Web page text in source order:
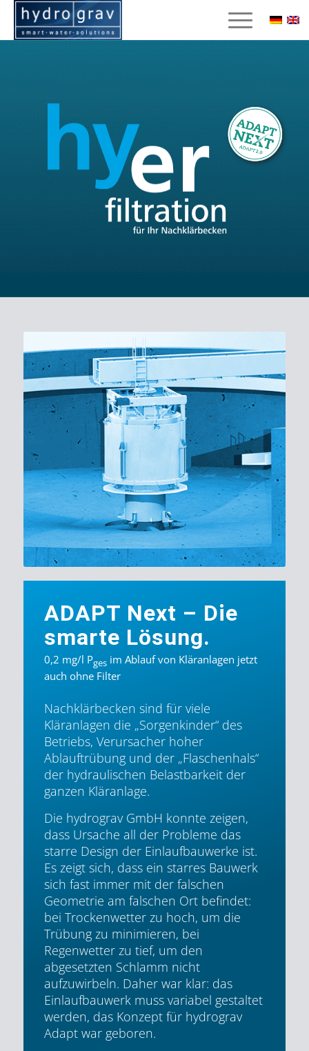
ADAPT Next – Die
smarte Lösung.
0,2 mg/l Pgesim Ablauf von Kläranlagen jetzt
auch ohne Filter
Nachklärbecken sind für viele
Kläranlagen die „Sorgenkinder“ des
Betriebs, Verursacher hoher
Ablauftrübung und der „Flaschenhals“
der hydraulischen Belastbarkeit der
ganzen Kläranlage.
Die hydrograv GmbH konnte zeigen,
dass Ursache all der Probleme das
starre Design der Einlaufbauwerke ist.
Es zeigt sich, dass ein starres Bauwerk
sich fast immer mit der falschen
Geometrie am falschen Ort befindet:
bei Trockenwetter zu hoch, um die
Trübung zu minimieren, bei
Regenwetter zu tief, um den
abgesetzten Schlamm nicht
aufzuwirbeln. Daher war klar: das
Einlaufbauwerk muss variabel gestaltet
werden, das Konzept für hydrograv
Adapt war geboren.